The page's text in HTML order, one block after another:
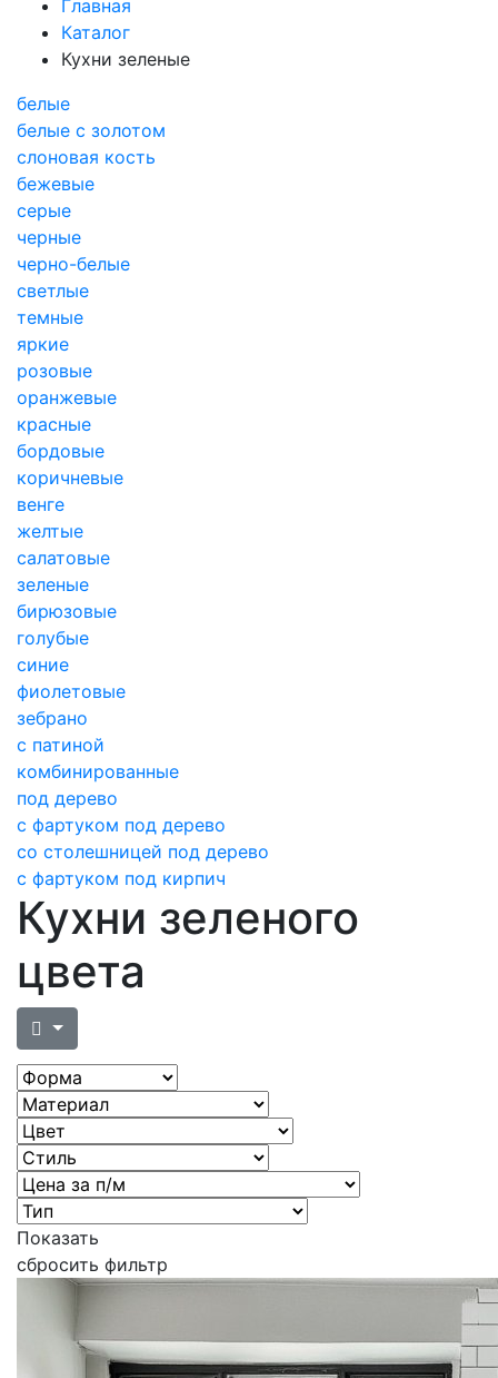
Главная
Каталог
Кухни зеленые
белые
белые с золотом
слоновая кость
бежевые
серые
черные
черно-белые
светлые
темные
яркие
розовые
оранжевые
красные
бордовые
коричневые
венге
желтые
салатовые
зеленые
бирюзовые
голубые
синие
фиолетовые
зебрано
с патиной
комбинированные
под дерево
с фартуком под дерево
со столешницей под дерево
с фартуком под кирпич
Кухни зеленого
цвета
Показать
сбросить фильтр